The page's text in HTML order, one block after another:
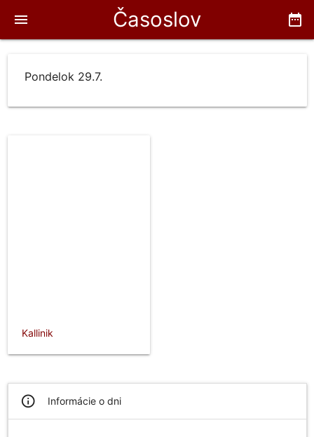
Časoslov date_range
menu
Pondelok 29.7.
Kallinik
info_outline Informácie o dni